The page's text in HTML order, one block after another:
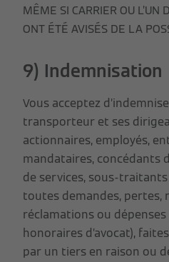
MÊME SI CARRIER OU L’UN
ONT ÉTÉ AVISÉS DE LA
9) Indemnisation
Vous acceptez
transporteur et ses
actionnaires, employés,
mandataires, concédants
de services, sous-
toutes demandes, pertes,
réclamations ou
honoraires d’avocat),
par un tiers en raison ou